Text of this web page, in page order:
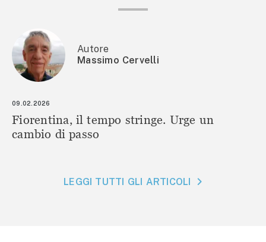
Autore
Massimo Cervelli
09.02.2026
Fiorentina, il tempo stringe. Urge un
cambio di passo
LEGGI TUTTI GLI ARTICOLI